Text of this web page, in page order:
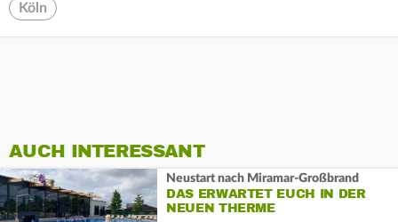
Köln
AUCH INTERESSANT
Neustart nach Miramar-Großbrand
DAS ERWARTET EUCH IN DER
NEUEN THERME